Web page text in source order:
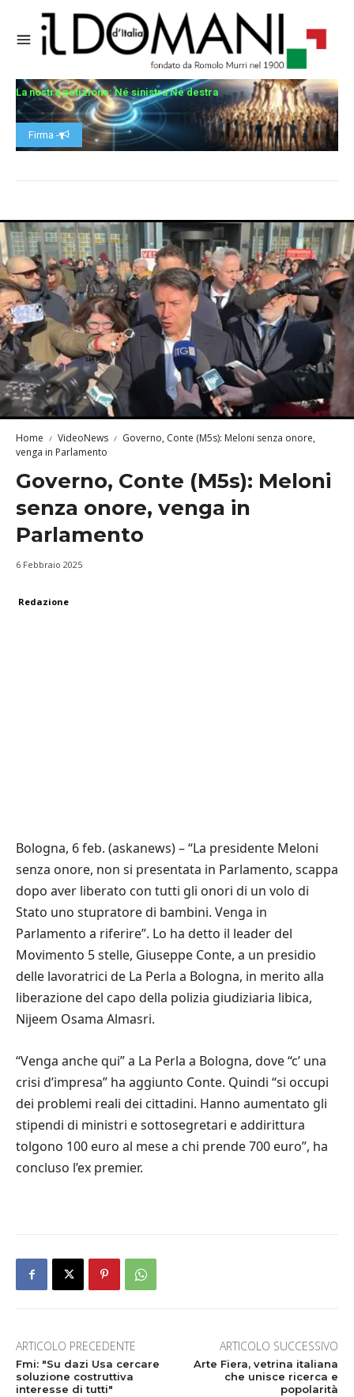
La nostra petizione: Né sinistra Né destra
Firma -
Home VideoNews
Governo, Conte (M5s): Meloni senza onore,
venga in Parlamento
Governo, Conte (M5s): Meloni
senza onore, venga in
Parlamento
6 Febbraio 2025
Redazione
Bologna, 6 feb. (askanews) – “La presidente Meloni
senza onore, non si presentata in Parlamento, scappa
dopo aver liberato con tutti gli onori di un volo di
Stato uno stupratore di bambini. Venga in
Parlamento a riferire”. Lo ha detto il leader del
Movimento 5 stelle, Giuseppe Conte, a un presidio
delle lavoratrici de La Perla a Bologna, in merito alla
liberazione del capo della polizia giudiziaria libica,
Nijeem Osama Almasri.
“Venga anche qui” a La Perla a Bologna, dove “c’ una
crisi d’impresa” ha aggiunto Conte. Quindi “si occupi
dei problemi reali dei cittadini. Hanno aumentato gli
stipendi di ministri e sottosegretari e addirittura
tolgono 100 euro al mese a chi prende 700 euro”, ha
concluso l’ex premier.
ARTICOLO PRECEDENTE
Fmi: "Su dazi Usa cercare
soluzione costruttiva
interesse di tutti"
ARTICOLO SUCCESSIVO
Arte Fiera, vetrina italiana
che unisce ricerca e
popolarità